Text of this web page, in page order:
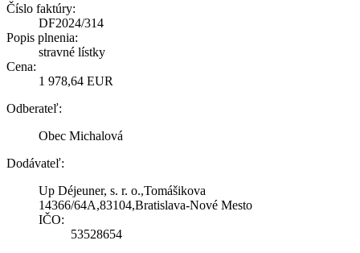
Číslo faktúry:
DF2024/314
Popis plnenia:
stravné lístky
Cena:
1 978,64 EUR
Odberateľ:
Obec Michalová
Dodávateľ:
Up Déjeuner, s. r. o.,Tomášikova
14366/64A,83104,Bratislava-Nové Mesto
IČO:
53528654